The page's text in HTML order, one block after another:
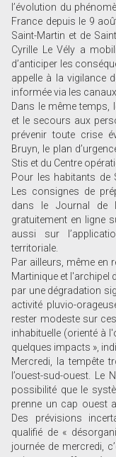
l’évolution du
France depuis le 9
Saint-Martin et de
Cyrille Le Vély a
d’anticiper les
appelle à la vigilance
informée via les
Dans le même temps,
et le secours aux
prévenir toute crise
Bruyn, le plan
Stis et du Centre
Pour les habitants de
Les consignes de
dans le Journal de
gratuitement en ligne
aussi sur
territoriale.
Par ailleurs, même en
Martinique et l'archipel
par une dégradation
activité pluvio-
rester modeste sur
inhabituelle (orienté à
quelques impacts »,
Mercredi, la tempête
l’ouest-sud-ouest. Le
possibilité que le
prenne un cap ouest
Des prévisions
qualifié de «
journée de mercredi,